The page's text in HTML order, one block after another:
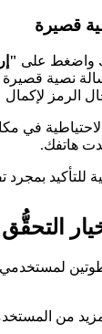
قصيرة
واضغط على
نصية
الرمز لإكمال
في
هاتفك.
للتأكيد
خيار
من